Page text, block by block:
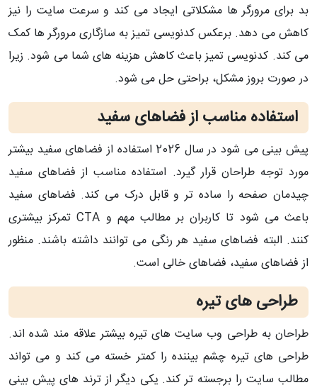
بد برای مرورگر ها مشکلاتی ایجاد می کند و سرعت سایت را نیز
کاهش می دهد. برعکس کدنویسی تمیز به سازگاری مرورگر ها کمک
می کند. کدنویسی تمیز باعث کاهش هزینه های شما می شود. زیرا
در صورت بروز مشکل، براحتی حل می شود.
استفاده مناسب از فضاهای سفید
پیش بینی می شود در سال 2026 استفاده از فضاهای سفید بیشتر
مورد توجه طراحان قرار گیرد. استفاده مناسب از فضاهای سفید
چیدمان صفحه را ساده تر و قابل درک می کند. فضاهای سفید
باعث می شود تا کاربران بر مطالب مهم و CTA تمرکز بیشتری
کنند. البته فضاهای سفید هر رنگی می توانند داشته باشند. منظور
از فضاهای سفید، فضاهای خالی است.
طراحی های تیره
طراحان به طراحی وب سایت های تیره بیشتر علاقه مند شده اند.
طراحی های تیره چشم بیننده را کمتر خسته می کند و می تواند
مطالب سایت را برجسته تر کند. یکی دیگر از ترند های پیش بینی